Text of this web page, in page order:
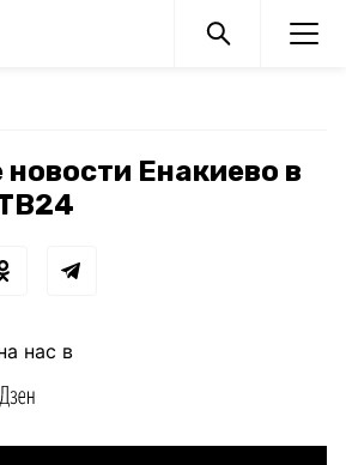
Енакиево в
нас в